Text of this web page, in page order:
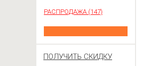
РАСПРОДАЖА (147)
ПОЛУЧИТЬ СКИДКУ